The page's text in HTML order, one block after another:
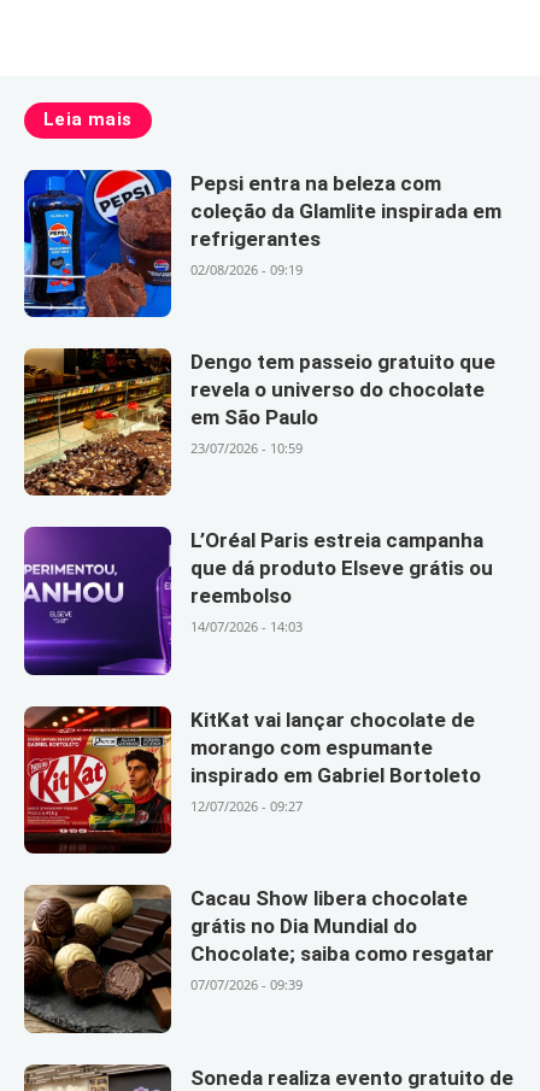
Leia mais
Pepsi entra na beleza com
coleção da Glamlite inspirada em
refrigerantes
02/08/2026 - 09:19
Dengo tem passeio gratuito que
revela o universo do chocolate
em São Paulo
23/07/2026 - 10:59
L’Oréal Paris estreia campanha
que dá produto Elseve grátis ou
reembolso
14/07/2026 - 14:03
KitKat vai lançar chocolate de
morango com espumante
inspirado em Gabriel Bortoleto
12/07/2026 - 09:27
Cacau Show libera chocolate
grátis no Dia Mundial do
Chocolate; saiba como resgatar
07/07/2026 - 09:39
Soneda realiza evento gratuito de